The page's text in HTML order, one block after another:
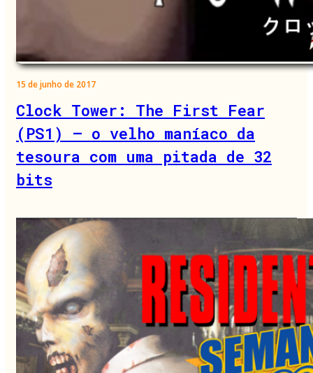
15 de junho de 2017
Clock Tower: The First Fear
(PS1) – o velho maníaco da
tesoura com uma pitada de 32
bits